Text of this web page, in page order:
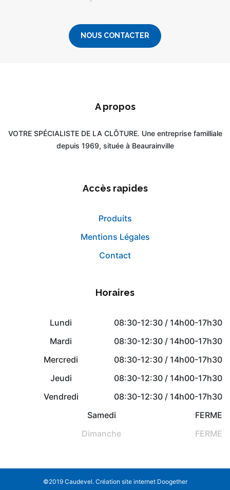
NOUS CONTACTER
A propos
VOTRE SPÉCIALISTE DE LA CLÔTURE. Une entreprise familliale
depuis 1969, située à Beaurainville
Accès rapides
Produits
Mentions Légales
Contact
Horaires
Lundi
08:30-12:30 / 14h00-17h30
Mardi
08:30-12:30 / 14h00-17h30
Mercredi
08:30-12:30 / 14h00-17h30
Jeudi
08:30-12:30 / 14h00-17h30
Vendredi
08:30-12:30 / 14h00-17h30
Samedi
FERME
Dimanche
FERME
©2019 Caudevel. Création site internet Doogether